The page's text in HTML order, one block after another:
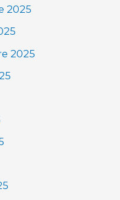
2025
2025